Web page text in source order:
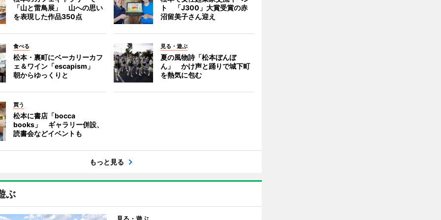
「山と雷鳥展」 山への思い
を表現した作品350点
ト 「J300」大賞受賞の赤
沼留美子さん迎え
食べる
松本・裏町にベーカリーカフ
ェ＆ワイン「escapism」
朝からゆっくりと
見る・遊ぶ
夏の風物詩「松本ぼんぼ
ん」 かけ声と踊りで城下町
を熱気に包む
買う
松本に書店「bocca
books」 ギャラリー併設、
読書会などイベントも
もっと見る
ぶ